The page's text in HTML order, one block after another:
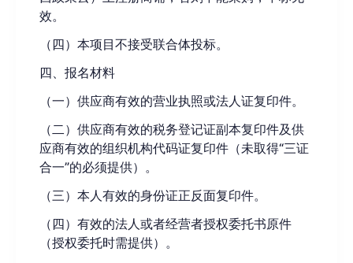
效。
（ 四） 本项目不接受联合体投标。
四、 报名材料
（一） 供应商有效的营业执照或法人证复印件。
（ 二） 供应商有效的税务登记证副本复印件及供
应商有效的组织机构代码证复印件（未取得“三证
合一”的必须提供）。
（三） 本人有效的身份证正反面复印件。
（ 四） 有效的法人或者经营者授权委托书原件
（授权委托时需提供） 。